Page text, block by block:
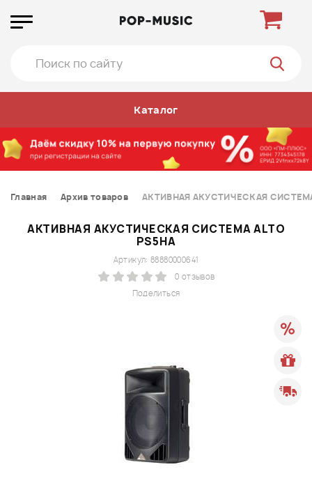
Каталог
Главная Архив товаров АКТИВНАЯ АКУСТИЧЕСКАЯ СИCТЕМА
АКТИВНАЯ АКУСТИЧЕСКАЯ СИCТЕМА ALTO
PS5HA
Поделиться
Артикул: 88880000641
0 отзывов